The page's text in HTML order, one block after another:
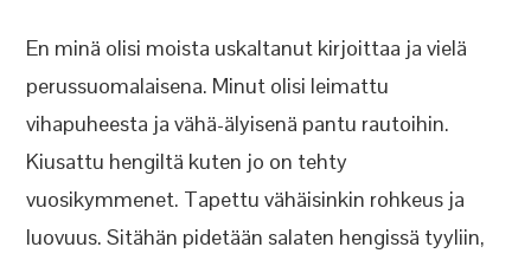
En minä olisi moista uskaltanut kirjoittaa ja vielä
perussuomalaisena. Minut olisi leimattu
vihapuheesta ja vähä-älyisenä pantu rautoihin.
Kiusattu hengiltä kuten jo on tehty
vuosikymmenet. Tapettu vähäisinkin rohkeus ja
luovuus. Sitähän pidetään salaten hengissä tyyliin,